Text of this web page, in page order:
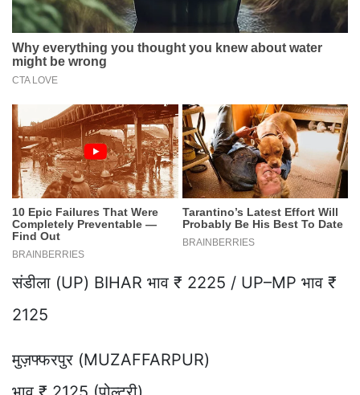
संडीला (UP) BIHAR भाव ₹ 2225 / UP–MP भाव ₹
2125
मुज़फ्फरपुर (MUZAFFARPUR)